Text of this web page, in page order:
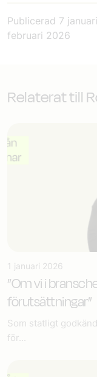
Publicerad 7
februari 2026
Relaterat till
1 januari 2026
”Om vi i
förutsättningar”
Som statligt
för...